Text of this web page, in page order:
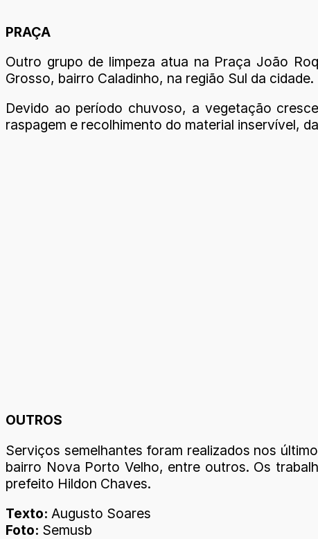
PRAÇA
Outro grupo de limpeza atua na Praça João
Grosso, bairro Caladinho, na região Sul da cidade.
Devido ao período chuvoso, a vegetação
raspagem e recolhimento do material inservível,
OUTROS
Serviços semelhantes foram realizados nos
bairro Nova Porto Velho, entre outros. Os
prefeito Hildon Chaves.
Texto: Augusto Soares
Foto: Semusb